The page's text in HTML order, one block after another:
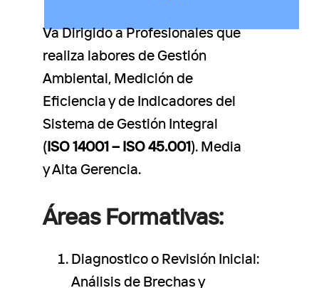
Va Dirigido a Profesionales que
realiza labores de Gestión
Ambiental, Medición de
Eficiencia y de Indicadores del
Sistema de Gestión Integral
( ISO 14001 – ISO 45.001 ). Media
y Alta Gerencia.
Áreas Formativas:
Diagnostico o Revisión Inicial:
Análisis de Brechas y